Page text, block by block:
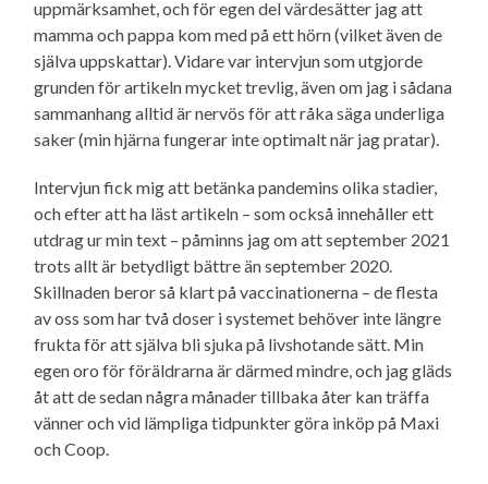
uppmärksamhet, och för egen del värdesätter jag att
mamma och pappa kom med på ett hörn (vilket även de
själva uppskattar). Vidare var intervjun som utgjorde
grunden för artikeln mycket trevlig, även om jag i sådana
sammanhang alltid är nervös för att råka säga underliga
saker (min hjärna fungerar inte optimalt när jag pratar).
Intervjun fick mig att betänka pandemins olika stadier,
och efter att ha läst artikeln – som också innehåller ett
utdrag ur min text – påminns jag om att september 2021
trots allt är betydligt bättre än september 2020.
Skillnaden beror så klart på vaccinationerna – de flesta
av oss som har två doser i systemet behöver inte längre
frukta för att själva bli sjuka på livshotande sätt. Min
egen oro för föräldrarna är därmed mindre, och jag gläds
åt att de sedan några månader tillbaka åter kan träffa
vänner och vid lämpliga tidpunkter göra inköp på Maxi
och Coop.